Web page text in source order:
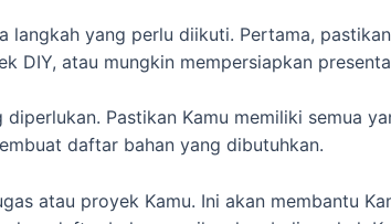
yang perlu diikuti. Pertama,
DIY, atau mungkin mempersiapkan
Pastikan Kamu memiliki semua
daftar bahan yang dibutuhkan.
atau proyek Kamu. Ini akan membantu